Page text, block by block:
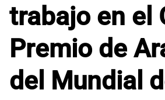
trabajo en el
Premio de
del Mundial